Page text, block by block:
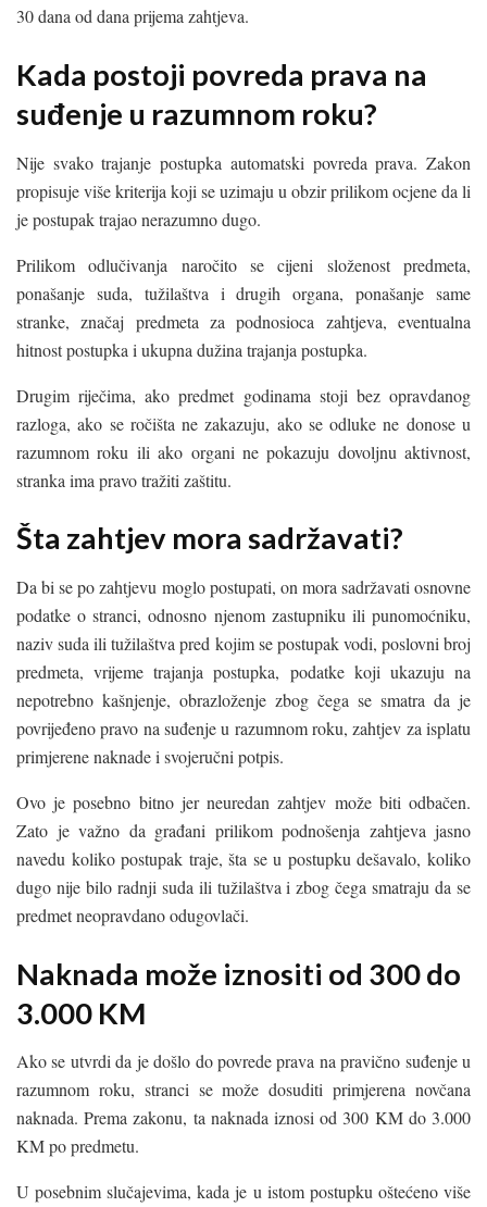
30 dana od dana prijema zahtjeva.
Kada postoji povreda prava na
suđenje u razumnom roku?
Nije svako trajanje postupka automatski povreda prava. Zakon
propisuje više kriterija koji se uzimaju u obzir prilikom ocjene da li
je postupak trajao nerazumno dugo.
Prilikom odlučivanja naročito se cijeni složenost predmeta,
ponašanje suda, tužilaštva i drugih organa, ponašanje same
stranke, značaj predmeta za podnosioca zahtjeva, eventualna
hitnost postupka i ukupna dužina trajanja postupka.
Drugim riječima, ako predmet godinama stoji bez opravdanog
razloga, ako se ročišta ne zakazuju, ako se odluke ne donose u
razumnom roku ili ako organi ne pokazuju dovoljnu aktivnost,
stranka ima pravo tražiti zaštitu.
Šta zahtjev mora sadržavati?
Da bi se po zahtjevu moglo postupati, on mora sadržavati osnovne
podatke o stranci, odnosno njenom zastupniku ili punomoćniku,
naziv suda ili tužilaštva pred kojim se postupak vodi, poslovni broj
predmeta, vrijeme trajanja postupka, podatke koji ukazuju na
nepotrebno kašnjenje, obrazloženje zbog čega se smatra da je
povrijeđeno pravo na suđenje u razumnom roku, zahtjev za isplatu
primjerene naknade i svojeručni potpis.
Ovo je posebno bitno jer neuredan zahtjev može biti odbačen.
Zato je važno da građani prilikom podnošenja zahtjeva jasno
navedu koliko postupak traje, šta se u postupku dešavalo, koliko
dugo nije bilo radnji suda ili tužilaštva i zbog čega smatraju da se
predmet neopravdano odugovlači.
Naknada može iznositi od 300 do
3.000 KM
Ako se utvrdi da je došlo do povrede prava na pravično suđenje u
razumnom roku, stranci se može dosuditi primjerena novčana
naknada. Prema zakonu, ta naknada iznosi od 300 KM do 3.000
KM po predmetu.
U posebnim slučajevima, kada je u istom postupku oštećeno više